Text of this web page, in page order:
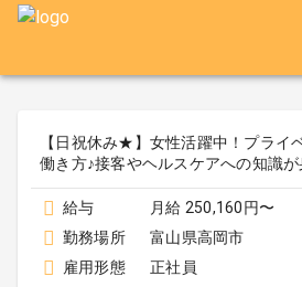
【日祝休み★】女性活躍中！プライ
働き方♪接客やヘルスケアへの知識が
給与
月給 250,160円〜
勤務場所
富山県高岡市
雇用形態
正社員